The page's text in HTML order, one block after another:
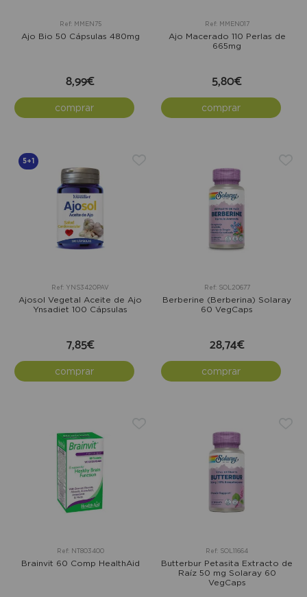
Ref: MMEN75
Ajo Bio 50 Cápsulas 480mg
8,99€
comprar
Ref: MMEN017
Ajo Macerado 110 Perlas de
665mg
5,80€
comprar
5+1
Ref: YNS3420PAV
Ajosol Vegetal Aceite de Ajo
Ynsadiet 100 Cápsulas
7,85€
comprar
Ref: SOL20677
Berberine (Berberina) Solaray
60 VegCaps
28,74€
comprar
Ref: NT803400
Brainvit 60 Comp HealthAid
Ref: SOL11664
Butterbur Petasita Extracto de
Raíz 50 mg Solaray 60
VegCaps